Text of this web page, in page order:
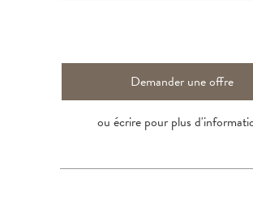
Demander une offre
ou écrire pour plus